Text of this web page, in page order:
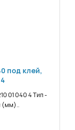
под клей,
01 040 4 Тип -
(мм)..